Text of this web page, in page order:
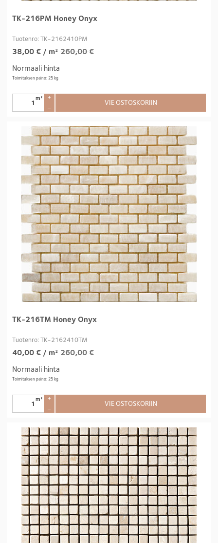
TK-216PM Honey Onyx
Tuotenro: TK-2162410PM
38,00 € / m² 260,00 €
Normaali hinta
Toimituksen paino: 25 kg
m²
+
–
VIE OSTOSKORIIN
TK-216TM Honey Onyx
Tuotenro: TK-2162410TM
40,00 € / m² 260,00 €
Normaali hinta
Toimituksen paino: 25 kg
m²
+
–
VIE OSTOSKORIIN